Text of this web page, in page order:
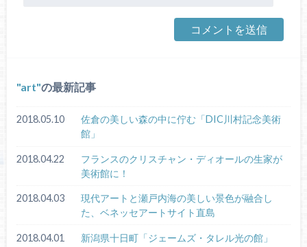
art の最新記事
2018.05.10
佐倉の美しい森の中に佇む「DIC川村記念美術
館」
2018.04.22
フランスのクリスチャン・ディオールの生家が
美術館に！
2018.04.03
現代アートと瀬戸内海の美しい景色が融合し
た、ベネッセアートサイト直島
2018.04.01 新潟県十日町「ジェームズ・タレル光の館」